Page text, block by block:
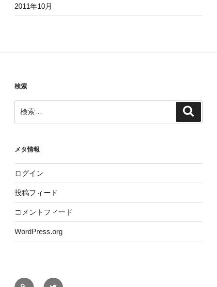
2011年10月
検索
索:
メタ情報
ログイン
投稿フィード
コメントフィード
WordPress.org
サ Twitter